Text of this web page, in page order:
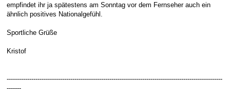
empfindet ihr ja spätestens am Sonntag vor dem Fernseher auch ein
ähnlich positives Nationalgefühl.
Sportliche Grüße
Kristof
---------------------------------------------------------------------------------------------------------
-------